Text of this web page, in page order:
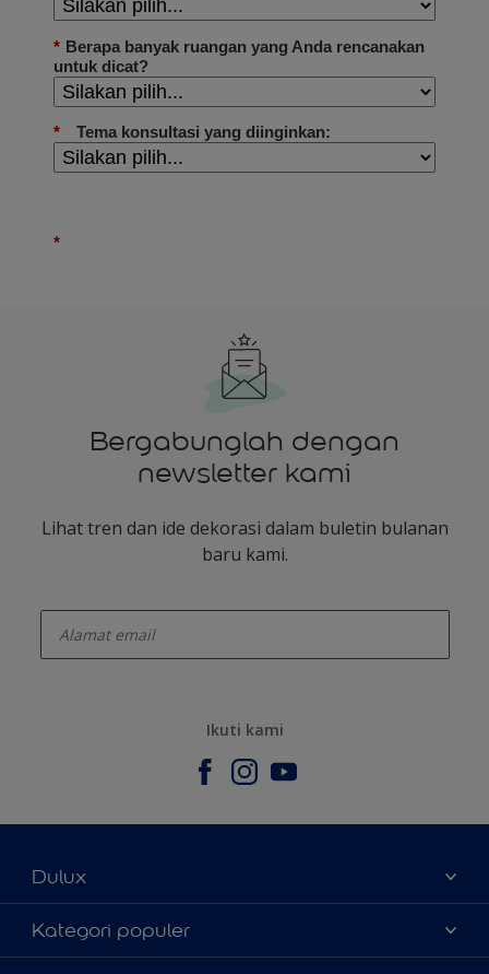
Bergabunglah dengan
newsletter kami
Lihat tren dan ide dekorasi dalam buletin bulanan
baru kami.
Ikuti kami
Dulux
Tentang Kami
Contact us
Kategori populer